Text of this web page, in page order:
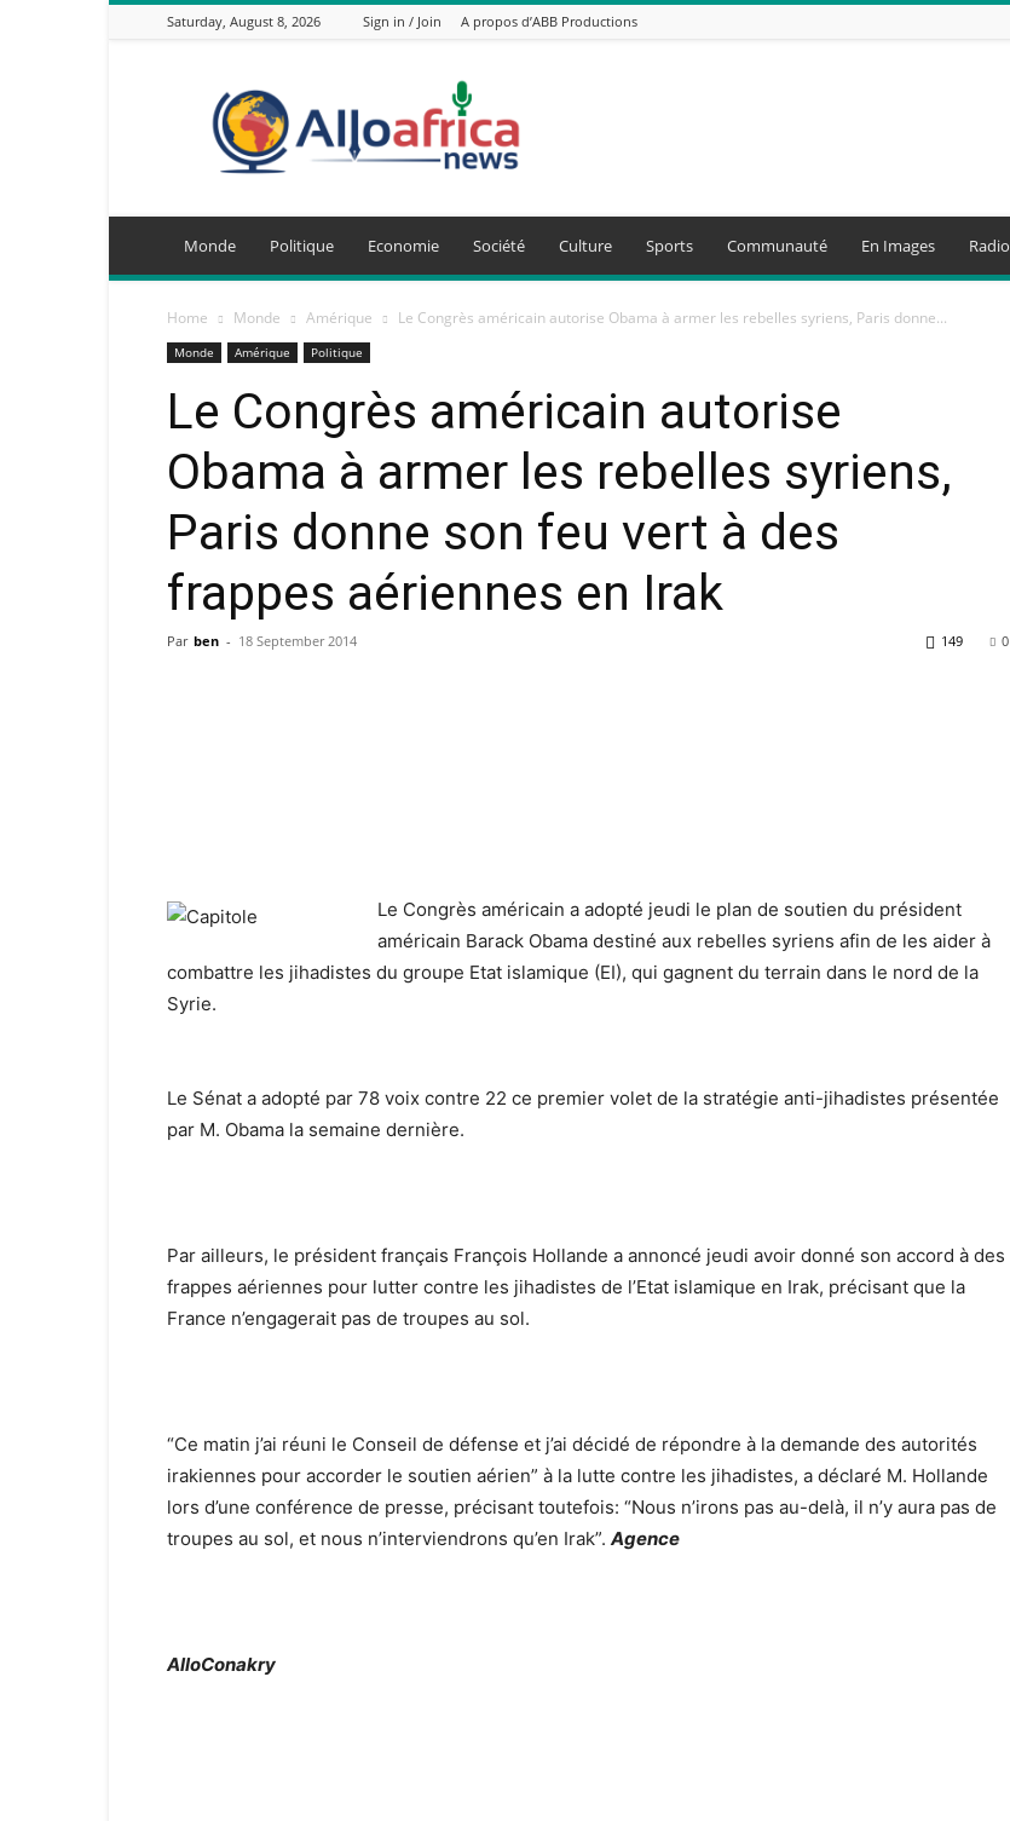
Saturday, August 8, 2026 Sign in / Join A propos d’ABB Productions
AlloAfricaNews.com
Monde Politique Economie Société Culture Sports Communauté En Images Radio
Home Monde Amérique Le Congrès américain autorise Obama à armer les rebelles syriens, Paris donne...
Monde Amérique Politique
Le Congrès américain autorise
Obama à armer les rebelles syriens,
Paris donne son feu vert à des
frappes aériennes en Irak
Par ben - 18 September 2014 0
149
Le Congrès américain a adopté jeudi le plan de soutien du président
américain Barack Obama destiné aux rebelles syriens afin de les aider à
combattre les jihadistes du groupe Etat islamique (EI), qui gagnent du terrain dans le nord de la
Syrie.
Le Sénat a adopté par 78 voix contre 22 ce premier volet de la stratégie anti-jihadistes présentée
par M. Obama la semaine dernière.
Par ailleurs, le président français François Hollande a annoncé jeudi avoir donné son accord à des
frappes aériennes pour lutter contre les jihadistes de l’Etat islamique en Irak, précisant que la
France n’engagerait pas de troupes au sol.
“Ce matin j’ai réuni le Conseil de défense et j’ai décidé de répondre à la demande des autorités
irakiennes pour accorder le soutien aérien” à la lutte contre les jihadistes, a déclaré M. Hollande
lors d’une conférence de presse, précisant toutefois: “Nous n’irons pas au-delà, il n’y aura pas de
troupes au sol, et nous n’interviendrons qu’en Irak”. Agence
AlloConakry